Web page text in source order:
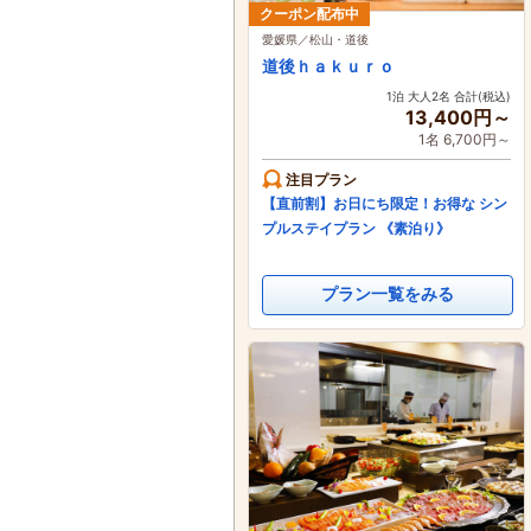
クーポン配布中
愛媛県／松山・道後
道後ｈａｋｕｒｏ
1泊 大人2名 合計(税込)
13,400円～
1名 6,700円～
注目プラン
【直前割】お日にち限定！お得な シン
プルステイプラン 《素泊り》
プラン一覧をみる